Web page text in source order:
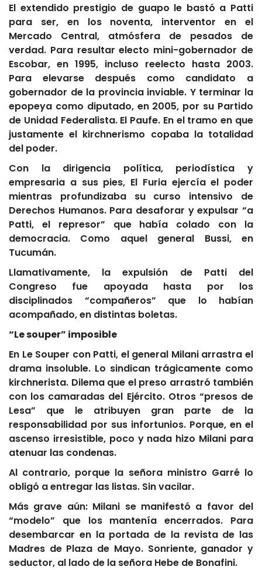
El extendido prestigio de guapo le bastó a Patti
para ser, en los noventa, interventor en el
Mercado Central, atmósfera de pesados de
verdad. Para resultar electo mini-gobernador de
Escobar, en 1995, incluso reelecto hasta 2003.
Para elevarse después como candidato a
gobernador de la provincia inviable. Y terminar la
epopeya como diputado, en 2005, por su Partido
de Unidad Federalista. El Paufe. En el tramo en que
justamente el kirchnerismo copaba la totalidad
del poder.
Con la dirigencia política, periodística y
empresaria a sus pies, El Furia ejercía el poder
mientras profundizaba su curso intensivo de
Derechos Humanos. Para desaforar y expulsar “a
Patti, el represor” que había colado con la
democracia. Como aquel general Bussi, en
Tucumán.
Llamativamente, la expulsión de Patti del
Congreso fue apoyada hasta por los
disciplinados “compañeros” que lo habían
acompañado, en distintas boletas.
“Le souper” imposible
En Le Souper con Patti, el general Milani arrastra el
drama insoluble. Lo sindican trágicamente como
kirchnerista. Dilema que el preso arrastró también
con los camaradas del Ejército. Otros “presos de
Lesa” que le atribuyen gran parte de la
responsabilidad por sus infortunios. Porque, en el
ascenso irresistible, poco y nada hizo Milani para
atenuar las condenas.
Al contrario, porque la señora ministro Garré lo
obligó a entregar las listas. Sin vacilar.
Más grave aún: Milani se manifestó a favor del
“modelo” que los mantenía encerrados. Para
desembarcar en la portada de la revista de las
Madres de Plaza de Mayo. Sonriente, ganador y
seductor, al lado de la señora Hebe de Bonafini.